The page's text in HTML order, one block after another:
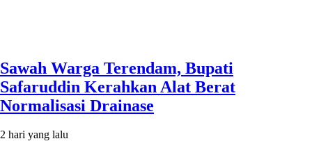
Sawah Warga Terendam, Bupati
Safaruddin Kerahkan Alat Berat
Normalisasi Drainase
2 hari yang lalu